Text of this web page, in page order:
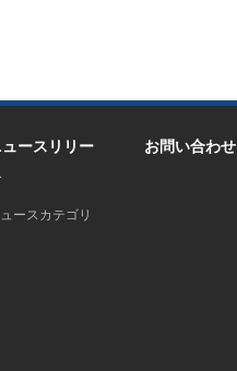
ュースリリー
ースカテゴリ
お問い合わせ